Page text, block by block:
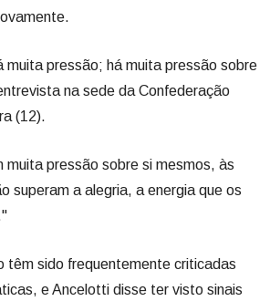
pressão; há muita pressão sobre
na sede da Confederação
(12).
pressão sobre si mesmos, às
superam a alegria, a energia que os
têm sido frequentemente criticadas
e Ancelotti disse ter visto sinais